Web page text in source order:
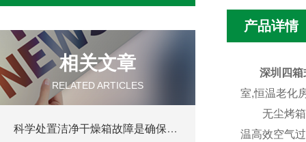
相关文章
RELATED ARTICLES
科学处置洁净干燥箱故障是确保长期安全使用的关键
产品详情
深圳四箱
室,恒温老化
无尘烤箱也
温高效空气